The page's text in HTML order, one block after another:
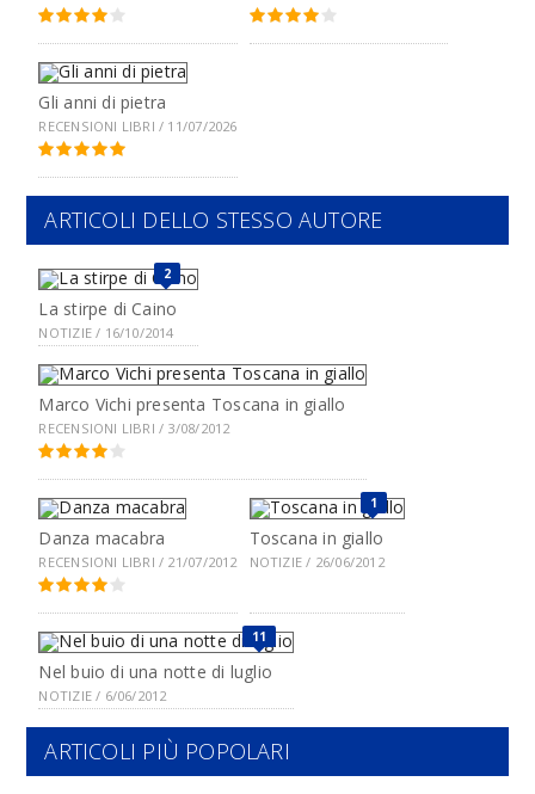
Gli anni di pietra
RECENSIONI LIBRI / 11/07/2026
ARTICOLI DELLO STESSO AUTORE
2
La stirpe di Caino
NOTIZIE / 16/10/2014
Marco Vichi presenta Toscana in giallo
RECENSIONI LIBRI / 3/08/2012
Danza macabra
RECENSIONI LIBRI / 21/07/2012
1
Toscana in giallo
NOTIZIE / 26/06/2012
11
Nel buio di una notte di luglio
NOTIZIE / 6/06/2012
ARTICOLI PIÙ POPOLARI